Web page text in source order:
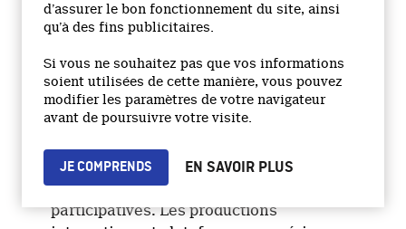
d’assurer le bon fonctionnement du site, ainsi
qu’à des fins publicitaires.
Si vous ne souhaitez pas que vos informations
soient utilisées de cette manière, vous pouvez
modifier les paramètres de votre navigateur
avant de poursuivre votre visite.
JE COMPRENDS EN SAVOIR PLUS
L’ONF en bref
Au carrefour mondial des contenus
numériques, l’Office national du film du
Canada (ONF) crée des animations et des
documentairesinteractifs
du contenu pour appareils mobiles ainsi
que des installations et des expériences
participatives. Les productions